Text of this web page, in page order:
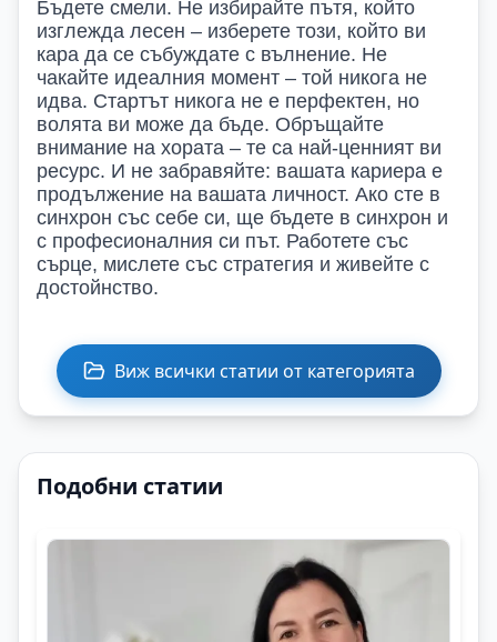
Бъдете смели. Не избирайте пътя, който
изглежда лесен – изберете този, който ви
кара да се събуждате с вълнение. Не
чакайте идеалния момент – той никога не
идва. Стартът никога не е перфектен, но
волята ви може да бъде. Обръщайте
внимание на хората – те са най-ценният ви
ресурс. И не забравяйте: вашата кариера е
продължение на вашата личност. Ако сте в
синхрон със себе си, ще бъдете в синхрон и
с професионалния си път. Работете със
сърце, мислете със стратегия и живейте с
достойнство.
Виж всички статии от категорията
Подобни статии